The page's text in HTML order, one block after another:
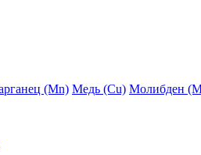
(Mn) Медь (Сu) Молибден